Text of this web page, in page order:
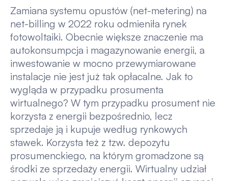
Zamiana systemu opustów (net-metering) na
net-billing w 2022 roku odmieniła rynek
fotowoltaiki. Obecnie większe znaczenie ma
autokonsumpcja i magazynowanie energii, a
inwestowanie w mocno przewymiarowane
instalacje nie jest już tak opłacalne. Jak to
wygląda w przypadku prosumenta
wirtualnego? W tym przypadku prosument nie
korzysta z energii bezpośrednio, lecz
sprzedaje ją i kupuje według rynkowych
stawek. Korzysta też z tzw. depozytu
prosumenckiego, na którym gromadzone są
środki ze sprzedaży energii. Wirtualny udział